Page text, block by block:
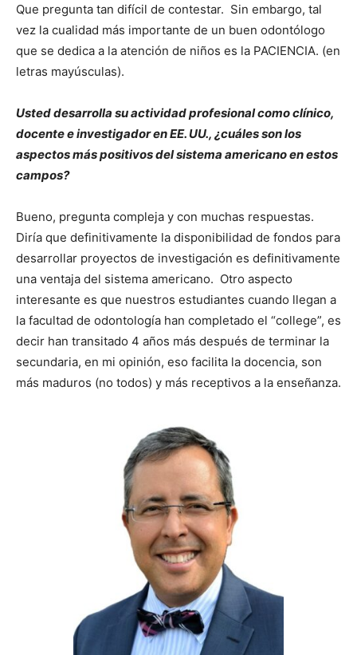
Que pregunta tan difícil de contestar. Sin embargo, tal
vez la cualidad más importante de un buen odontólogo
que se dedica a la atención de niños es la PACIENCIA. (en
letras mayúsculas).
Usted desarrolla su actividad profesional como clínico,
docente e investigador en EE. UU., ¿cuáles son los
aspectos más positivos del sistema americano en estos
campos?
Bueno, pregunta compleja y con muchas respuestas.
Diría que definitivamente la disponibilidad de fondos para
desarrollar proyectos de investigación es definitivamente
una ventaja del sistema americano. Otro aspecto
interesante es que nuestros estudiantes cuando llegan a
la facultad de odontología han completado el “college”, es
decir han transitado 4 años más después de terminar la
secundaria, en mi opinión, eso facilita la docencia, son
más maduros (no todos) y más receptivos a la enseñanza.